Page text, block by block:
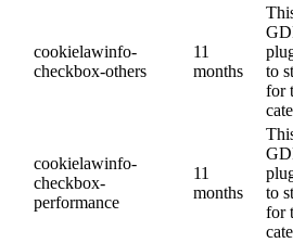
cookielawinfo-
checkbox-others
11
months
to
for
cookielawinfo-
checkbox-
performance
11
months
to
for